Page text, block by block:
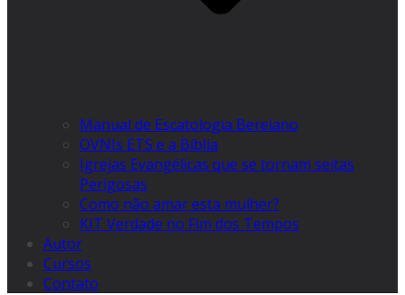
Manual de Escatologia Bereiano
OVNIs ETS e a Bíblia
Igrejas Evangélicas que se tornam seitas
Perigosas
Como não amar esta mulher?
KIT Verdade no Fim dos Tempos
Autor
Cursos
Contato